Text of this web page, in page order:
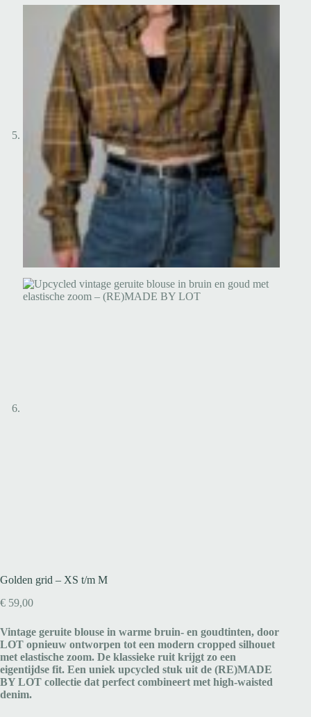
Golden grid – XS t/m M
€ 59,00
Vintage geruite blouse in warme bruin- en goudtinten, door
LOT opnieuw ontworpen tot een modern cropped silhouet
met elastische zoom. De klassieke ruit krijgt zo een
eigentijdse fit. Een uniek upcycled stuk uit de (RE)MADE
BY LOT collectie dat perfect combineert met high-waisted
denim.